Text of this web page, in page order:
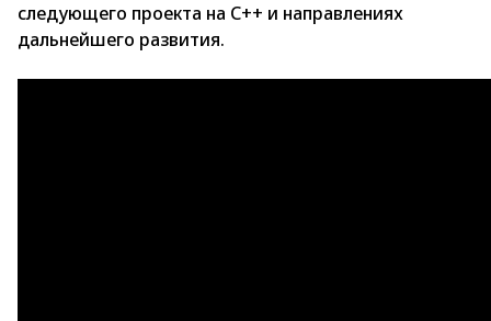
следующего проекта на С++ и направлениях
дальнейшего развития.